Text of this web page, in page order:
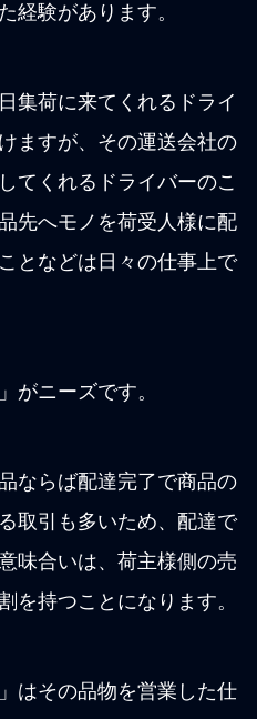
経験があります。
集荷に来てくれるドライ
ますが、その運送会社の
てくれるドライバーのこ
先へモノを荷受人様に配
となどは日々の仕事上で
がニーズです。
ならば配達完了で商品の
取引も多いため、配達で
味合いは、荷主様側の売
を持つことになります。
はその品物を営業した仕